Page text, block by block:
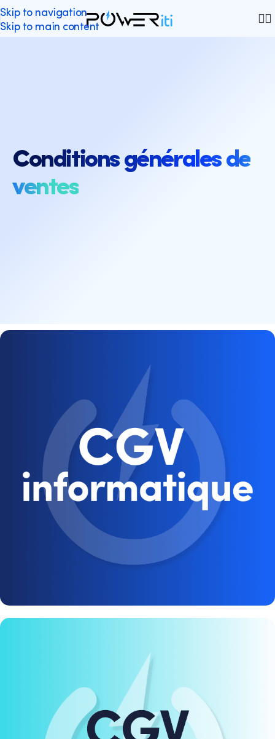
Skip to navigation
Skip to main content
Conditions générales de
ventes